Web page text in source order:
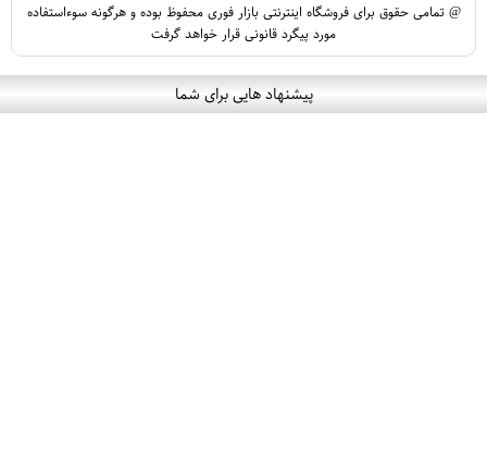
@ تمامی حقوق برای فروشگاه اینترنتی بازار فوری محفوظ بوده و هرگونه سوءاستفاده
مورد پیگرد قانونی قرار خواهد گرفت
پیشنهاد هایی برای شما